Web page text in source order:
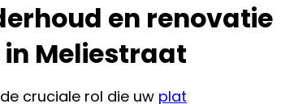
en renovatie
Meliestraat
cruciale rol die uw plat